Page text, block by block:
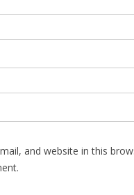
and website in this